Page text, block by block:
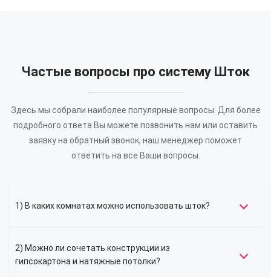
Частые вопросы про систему Шток
Здесь мы собрали наиболее популярные вопросы. Для более
подробного ответа Вы можете позвонить нам или оставить
заявку на обратный звонок, наш менеджер поможет
ответить на все Ваши вопросы.
1) В каких комнатах можно использовать шток?
2) Можно ли сочетать конструкции из
гипсокартона и натяжные потолки?